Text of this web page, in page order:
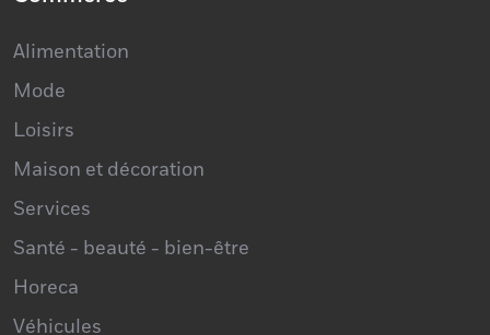
Mode
Loisirs
Maison et décoration
Services
Santé - beauté - bien-être
Horeca
Véhicules
Construction